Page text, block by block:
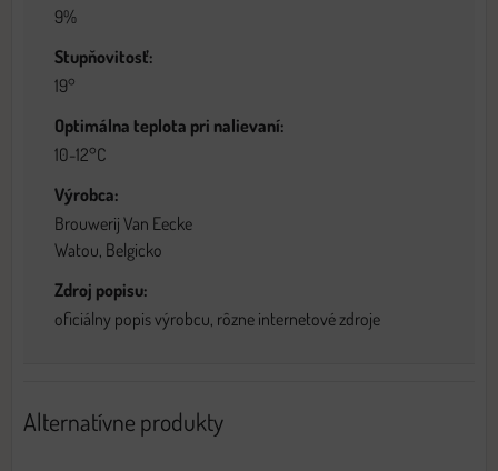
9%
Stupňovitosť:
19°
Optimálna teplota pri nalievaní:
10-12°C
Výrobca:
Brouwerij Van Eecke
Watou, Belgicko
Zdroj popisu:
oficiálny popis výrobcu, rôzne internetové zdroje
Alternatívne produkty